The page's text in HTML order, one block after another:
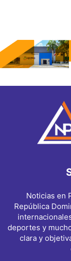
Noticias en
República
deportes y
clara y